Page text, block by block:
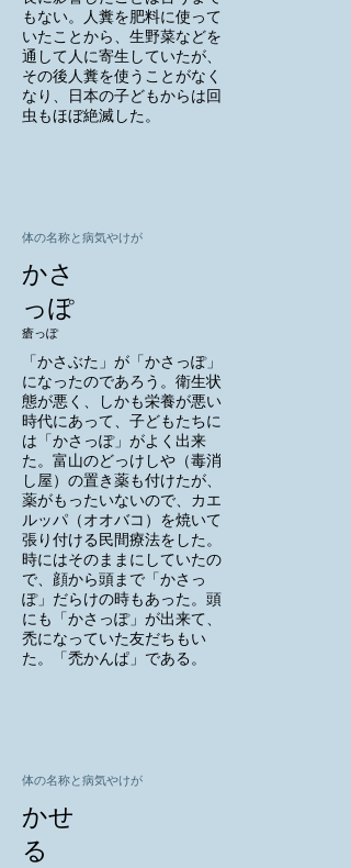
もない。人糞を肥料に使って
いたことから、生野菜などを
通して人に寄生していたが、
その後人糞を使うことがなく
なり、日本の子どもからは回
虫もほぼ絶滅した。
体の名称と病気やけが
かさ
っぽ
瘡っぽ
「かさぶた」が「かさっぽ」
になったのであろう。衛生状
態が悪く、しかも栄養が悪い
時代にあって、子どもたちに
は「かさっぽ」がよく出来
た。富山のどっけしや（毒消
し屋）の置き薬も付けたが、
薬がもったいないので、カエ
ルッパ（オオバコ）を焼いて
張り付ける民間療法をした。
時にはそのままにしていたの
で、顔から頭まで「かさっ
ぽ」だらけの時もあった。頭
にも「かさっぽ」が出来て、
禿になっていた友だちもい
た。「禿かんぱ」である。
体の名称と病気やけが
かせ
る